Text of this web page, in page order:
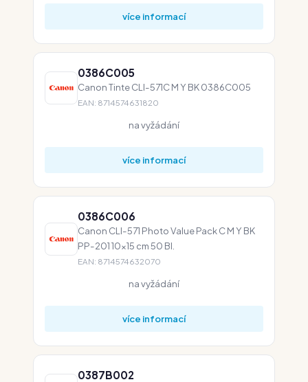
více informací
0386C005
Canon Tinte CLI-571C M Y BK 0386C005
EAN: 8714574631820
na vyžádání
více informací
0386C006
Canon CLI-571 Photo Value Pack C M Y BK
PP-201 10x15 cm 50 Bl.
EAN: 8714574632070
na vyžádání
více informací
0387B002